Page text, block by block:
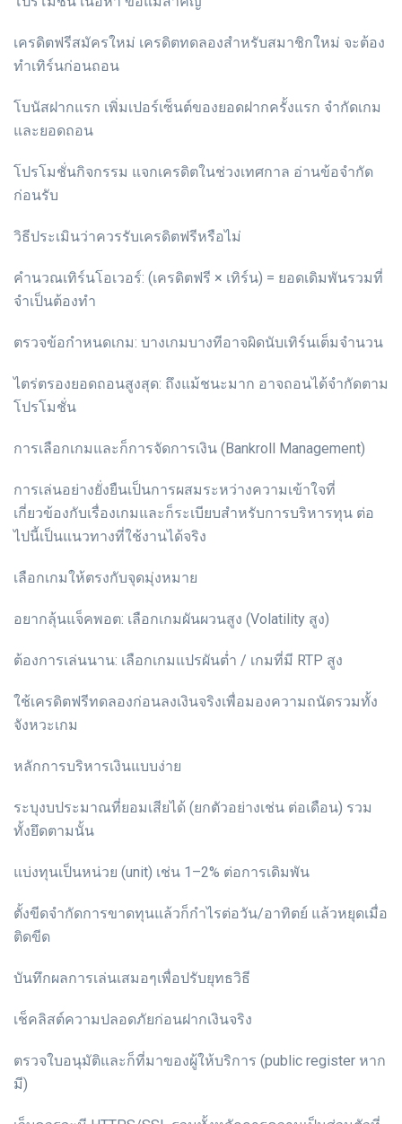
เครดิตฟรีสมัครใหม่ เครดิตทดลองสำหรับสมาชิกใหม่ จะต้อง
ทำเทิร์นก่อนถอน
โบนัสฝากแรก เพิ่มเปอร์เซ็นต์ของยอดฝากครั้งแรก จำกัดเกม
และยอดถอน
โปรโมชั่นกิจกรรม แจกเครดิตในช่วงเทศกาล อ่านข้อจำกัด
ก่อนรับ
วิธีประเมินว่าควรรับเครดิตฟรีหรือไม่
คำนวณเทิร์นโอเวอร์: (เครดิตฟรี × เทิร์น) = ยอดเดิมพันรวมที่
จำเป็นต้องทำ
ตรวจข้อกำหนดเกม: บางเกมบางทีอาจผิดนับเทิร์นเต็มจำนวน
ไตร่ตรองยอดถอนสูงสุด: ถึงแม้ชนะมาก อาจถอนได้จำกัดตาม
โปรโมชั่น
การเลือกเกมและก็การจัดการเงิน (Bankroll Management)
การเล่นอย่างยั่งยืนเป็นการผสมระหว่างความเข้าใจที่
เกี่ยวข้องกับเรื่องเกมและก็ระเบียบสำหรับการบริหารทุน ต่อ
ไปนี้เป็นแนวทางที่ใช้งานได้จริง
เลือกเกมให้ตรงกับจุดมุ่งหมาย
อยากลุ้นแจ็คพอต: เลือกเกมผันผวนสูง (Volatility สูง)
ต้องการเล่นนาน: เลือกเกมแปรผันต่ำ / เกมที่มี RTP สูง
ใช้เครดิตฟรีทดลองก่อนลงเงินจริงเพื่อมองความถนัดรวมทั้ง
จังหวะเกม
หลักการบริหารเงินแบบง่าย
ระบุงบประมาณที่ยอมเสียได้ (ยกตัวอย่างเช่น ต่อเดือน) รวม
ทั้งยึดตามนั้น
แบ่งทุนเป็นหน่วย (unit) เช่น 1–2% ต่อการเดิมพัน
ตั้งขีดจำกัดการขาดทุนแล้วก็กำไรต่อวัน/อาทิตย์ แล้วหยุดเมื่อ
ติดขีด
บันทึกผลการเล่นเสมอๆเพื่อปรับยุทธวิธี
เช็คลิสต์ความปลอดภัยก่อนฝากเงินจริง
ตรวจใบอนุมัติและก็ที่มาของผู้ให้บริการ (public register หาก
มี)